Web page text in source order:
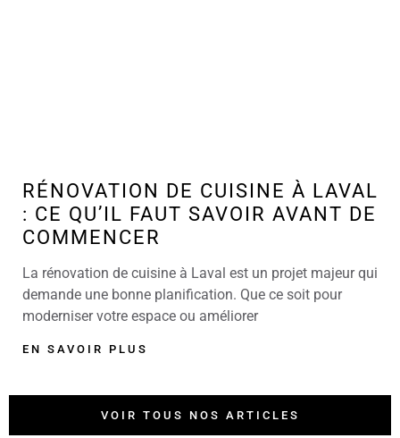
RÉNOVATION DE CUISINE À LAVAL
: CE QU’IL FAUT SAVOIR AVANT DE
COMMENCER
La rénovation de cuisine à Laval est un projet majeur qui
demande une bonne planification. Que ce soit pour
moderniser votre espace ou améliorer
EN SAVOIR PLUS
VOIR TOUS NOS ARTICLES